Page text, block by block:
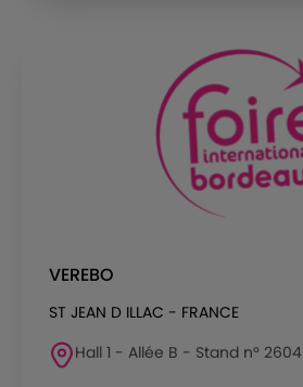
VEREBO
ST JEAN D ILLAC - FRANCE
Hall 1 - Allée B - Stand n° 2604